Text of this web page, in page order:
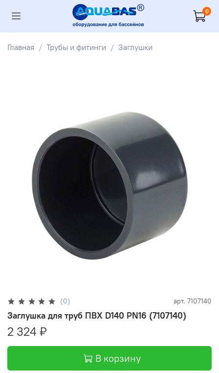
0
Главная Трубы и фитинги Заглушки
(0) арт. 7107140
Заглушка для труб ПВХ D140 PN16 (7107140)
2 324 ₽
В корзину